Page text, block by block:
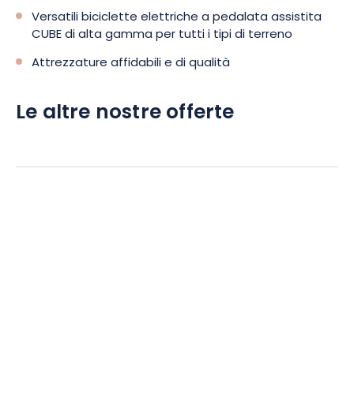
Versatili biciclette elettriche a pedalata assistita
CUBE di alta gamma per tutti i tipi di terreno
Attrezzature affidabili e di qualità
Le altre nostre offerte